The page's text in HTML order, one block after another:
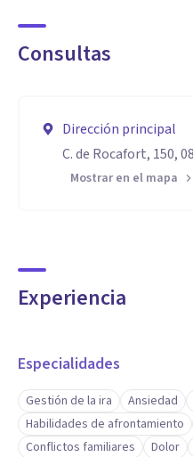
Consultas
Dirección principal
C. de Rocafort, 150,
Mostrar en el mapa
Experiencia
Especialidades
Gestión de la ira Ansiedad
Habilidades de afrontamiento
Conflictos familiares
Dolor